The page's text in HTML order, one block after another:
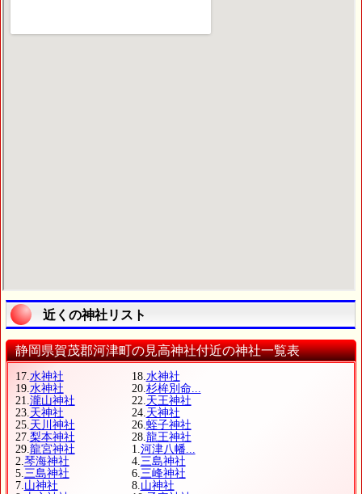
近くの神社リスト
静岡県賀茂郡河津町の見高神社付近の神社一覧表
17. 水神社 18. 水神社
19. 水神社 20. 杉桙別命...
21. 瀧山神社 22. 天王神社
23. 天神社 24. 天神社
25. 天川神社 26. 蛭子神社
27. 梨本神社 28. 龍王神社
29. 龍宮神社 1. 河津八幡...
2. 琴海神社 4. 三島神社
5. 三島神社 6. 三峰神社
7. 山神社 8. 山神社